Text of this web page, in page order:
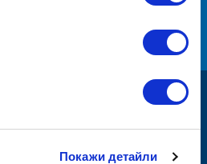
Покажи детайли
АБОНИРАНЕ